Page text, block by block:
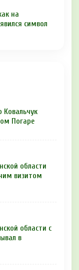
на
символ
Ковальчук
Погаре
области
визитом
области с
в